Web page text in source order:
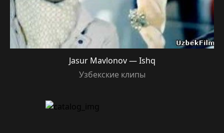
Jasur Mavlonov — Ishq
Узбекские клипы